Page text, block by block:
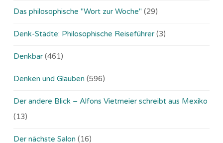
Das philosophische "Wort zur Woche" (29)
Denk-Städte: Philosophische Reiseführer (3)
Denkbar (461)
Denken und Glauben (596)
Der andere Blick – Alfons Vietmeier schreibt aus Mexiko
(13)
Der nächste Salon (16)